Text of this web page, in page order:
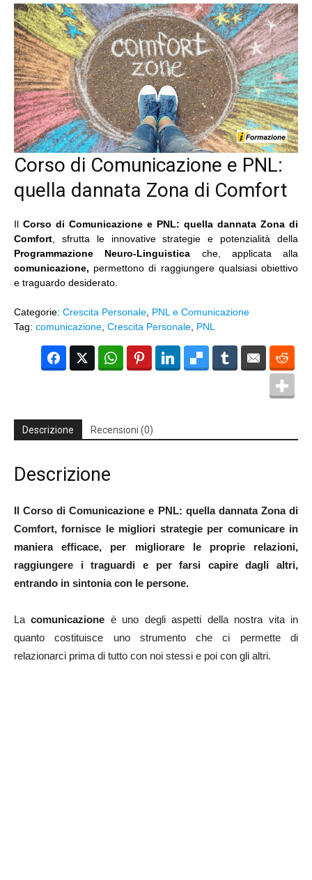
Corso di Comunicazione e PNL:
quella dannata Zona di Comfort
Il Corso di Comunicazione e PNL: quella dannata Zona di
Comfort , sfrutta le innovative strategie e potenzialità della
Programmazione Neuro-Linguistica che, applicata alla
comunicazione, permettono di raggiungere qualsiasi obiettivo
e traguardo desiderato.
Categorie: Crescita Personale PNL e Comunicazione
Tag: comunicazione Crescita Personale PNL
FacebookTwitter WhatsAppPinterestLinkedInDel Tumblr Email
Descrizione Recensioni (0)
Descrizione
Il Corso di Comunicazione e PNL: quella dannata Zona di
Comfort, fornisce le migliori strategie per comunicare in
maniera efficace, per migliorare le proprie relazioni,
raggiungere i traguardi e per farsi capire dagli altri,
entrando in sintonia con le persone.
Lacomunicazione è uno degli aspetti della nostra vita in
quanto costituisce uno strumento che ci permette di
relazionarci prima di tutto con noi stessi e poi con gli altri.